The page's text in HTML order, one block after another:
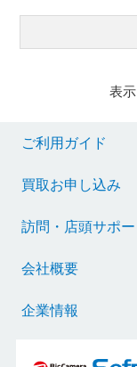
表
ご利用ガイド
買取お申し込み
訪問・店頭サポー
会社概要
企業情報